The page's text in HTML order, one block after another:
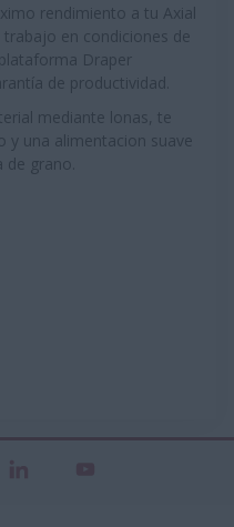
rendimiento a tu Axial
en condiciones de
Draper
de productividad.
mediante lonas, te
y una alimentacion suave
grano.